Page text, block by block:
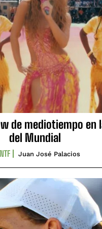
de mediotiempo en
del Mundial
Juan José Palacios